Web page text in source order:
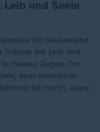
Leib und Seele
für Neuseeland
mit Leib und
meinen Augen. Im
aber manchmal
für mich", sagte